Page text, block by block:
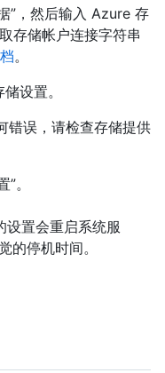
”，然后输入 Azure 存
存储帐户连接字符串
。
设置。
错误，请检查存储提供
。
设置会重启系统服
的停机时间。